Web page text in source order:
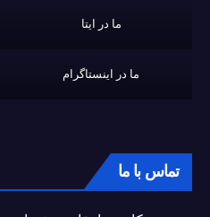
ما در ایتا
ما در اینستاگرام
تماس با ما